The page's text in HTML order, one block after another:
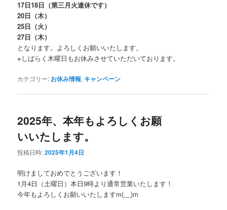
17日18日（第三月火連休です）
20日（木）
25日（火）
27日（木）
となります。よろしくお願いいたします。
※しばらく木曜日もお休みさせていただいております。
カテゴリー: お休み情報, キャンペーン
2025年、本年もよろしくお願
いいたします。
投稿日時:2025年1月4日
明けましておめでとうございます！
1月4日（土曜日）本日9時より通常営業いたします！
今年もよろしくお願いいたしますm(__)m